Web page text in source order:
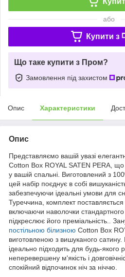
або
Купити з
Що таке купити з Пром?
Замовлення під захистом
Опис Характеристики
Опис
Представляємо вашій увазі
Cotton Box ROYAL SATEN PERA, що
у вашій спальні. Виготовлений з
цей набір поєднує в собі
забезпечуючи ідеальні умови для
Туреччина, комплект поставляється
включаючи наволочки
підкреслює його преміальність..
постільною білизною Cotton Box
виготовленою з вишуканого
ідеально підходить для будь-якого
неперевершену м'якість і
спокійний відпочинок ніч за ніччю.